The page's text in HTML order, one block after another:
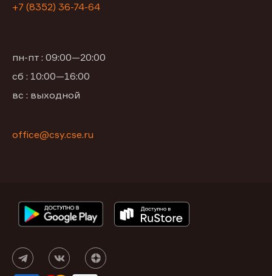
+7 (8352) 36-74-64
пн-пт : 09:00—20:00
сб : 10:00—16:00
вс : выходной
office@csy.cse.ru